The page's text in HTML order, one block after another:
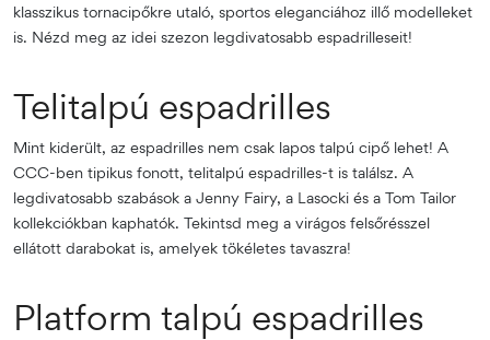
klasszikus tornacipőkre utaló, sportos eleganciához illő modelleket
is. Nézd meg az idei szezon legdivatosabb espadrilleseit!
Telitalpú espadrilles
Mint kiderült, az espadrilles nem csak lapos talpú cipő lehet! A
CCC-ben tipikus fonott, telitalpú espadrilles-t is találsz. A
legdivatosabb szabások a Jenny Fairy, a Lasocki és a Tom Tailor
kollekciókban kaphatók. Tekintsd meg a virágos felsőrésszel
ellátott darabokat is, amelyek tökéletes tavaszra!
Platform talpú espadrilles